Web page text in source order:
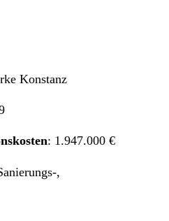
Konstanz
: 1.947.000 €
,